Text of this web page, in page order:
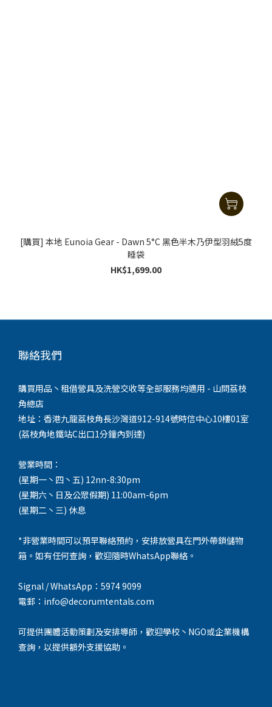
[購買] 本地 Eunoia Gear - Dawn 5°C 黑色半木乃伊型羽絨5度
睡袋
HK$1,699.00
聯絡我們
購買用品丶租借營具及洗營交收等全部服務均適用 - 山問荔枝
角總店
地址：香港九龍荔枝角長沙灣道912-914號時信中心10樓01室
(荔枝角地鐵站C出口1分鐘內到達)
營業時間：
(星期一丶四丶五) 12nn-8:30pm
(星期六丶日及公眾假期) 11:00am-6pm
(星期二丶三) 休息
*非營業時間可以預早聯絡預約，安排放營具在門外帶鎖儲物
箱。如有任何查詢，歡迎隨時WhatsApp聯絡。
Signal / WhatsApp：5974 9099
電郵：info@decorumtentals.com
可提供團體活動策劃及安排導師，歡迎學校丶NGO或企業機構
查詢，以提供額外支援協助。